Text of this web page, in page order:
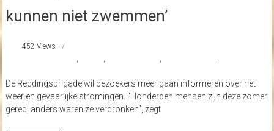
kunnen niet zwemmen’
452 Views
, , , ,
De Reddingsbrigade wil bezoekers meer gaan informeren over het
weer en gevaarlijke stromingen. “Honderden mensen zijn deze zomer
gered, anders waren ze verdronken”, zegt